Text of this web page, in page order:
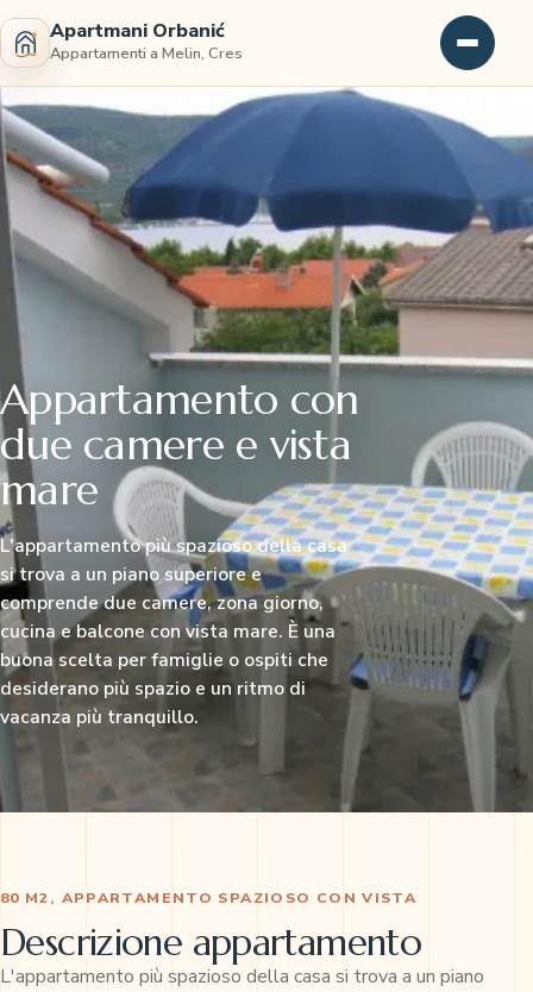
Apartmani Orbanić
Appartamenti a Melin, Cres
Appartamento con
due camere e vista
mare
L'appartamento più spazioso della casa
si trova a un piano superiore e
comprende due camere, zona giorno,
cucina e balcone con vista mare. È una
buona scelta per famiglie o ospiti che
desiderano più spazio e un ritmo di
vacanza più tranquillo.
80 M2, APPARTAMENTO SPAZIOSO CON VISTA
Descrizione appartamento
L'appartamento più spazioso della casa si trova a un piano